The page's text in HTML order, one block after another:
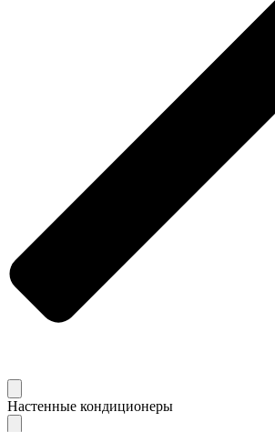
Настенные кондиционеры